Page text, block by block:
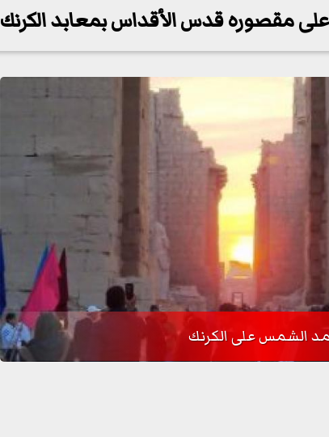
مقصوره قدس الأقداس بمعابد الكرنك
الشمس على الكرنك